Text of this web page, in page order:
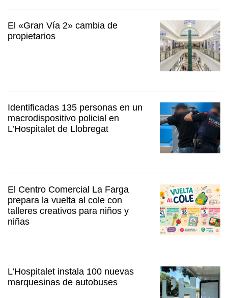
El «Gran Vía 2» cambia de
propietarios
Identificadas 135 personas en un
macrodispositivo policial en
L’Hospitalet de Llobregat
El Centro Comercial La Farga
prepara la vuelta al cole con
talleres creativos para niños y
niñas
L’Hospitalet instala 100 nuevas
marquesinas de autobuses